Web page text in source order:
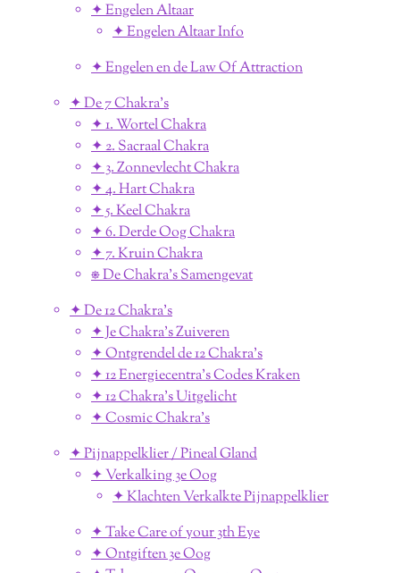
✦ Engelen Altaar
✦ Engelen Altaar Info
✦ Engelen en de Law Of Attraction
✦ De 7 Chakra's
✦ 1. Wortel Chakra
✦ 2. Sacraal Chakra
✦ 3. Zonnevlecht Chakra
✦ 4. Hart Chakra
✦ 5. Keel Chakra
✦ 6. Derde Oog Chakra
✦ 7. Kruin Chakra
⎈ De Chakra's Samengevat
✦ De 12 Chakra's
✦ Je Chakra's Zuiveren
✦ Ontgrendel de 12 Chakra's
✦ 12 Energiecentra's Codes Kraken
✦ 12 Chakra's Uitgelicht
✦ Cosmic Chakra's
✦ Pijnappelklier / Pineal Gland
✦ Verkalking 3e Oog
✦ Klachten Verkalkte Pijnappelklier
✦ Take Care of your 3th Eye
✦ Ontgiften 3e Oog